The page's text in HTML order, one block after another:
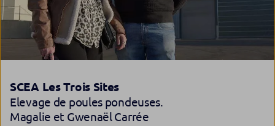
SCEA Les Trois Sites
Elevage de poules pondeuses.
Magalie et Gwenaël Carrée